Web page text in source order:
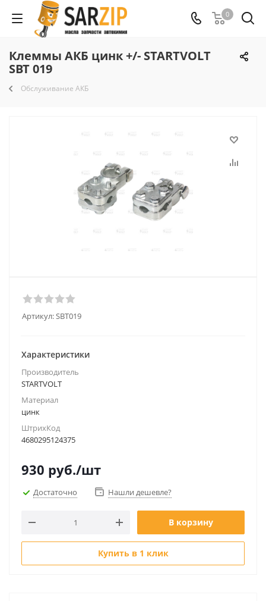
0
Клеммы АКБ цинк +/- STARTVOLT
SBT 019
Обслуживание АКБ
Артикул:SBT019
Характеристики
Производитель
STARTVOLT
Материал
цинк
ШтрихКод
4680295124375
930 руб./шт
Достаточно Нашли дешевле?
В корзину
Купить в 1 клик